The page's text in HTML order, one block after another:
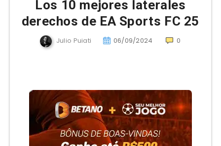
Los 10 mejores laterales
derechos de EA Sports FC 25
Julio Puiati 06/09/2024 0